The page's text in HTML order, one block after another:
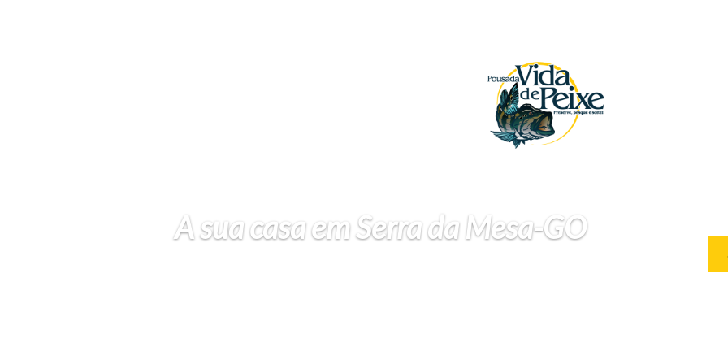
A sua casa em Serra da Mesa-GO